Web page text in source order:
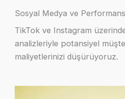
Sosyal Medya ve
TikTok ve Instagram
analizleriyle potansiyel
maliyetlerinizi düşürüyoruz.